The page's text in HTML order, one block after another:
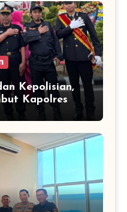
Kepolisian,
Kapolres